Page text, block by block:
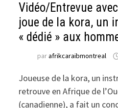
Vidéo/Entrevue
joue de la kora, un
« dédié » aux
parafrikcaraibmontreal
Joueuse de la kora, un
retrouve en Afrique de
(canadienne), a fait un